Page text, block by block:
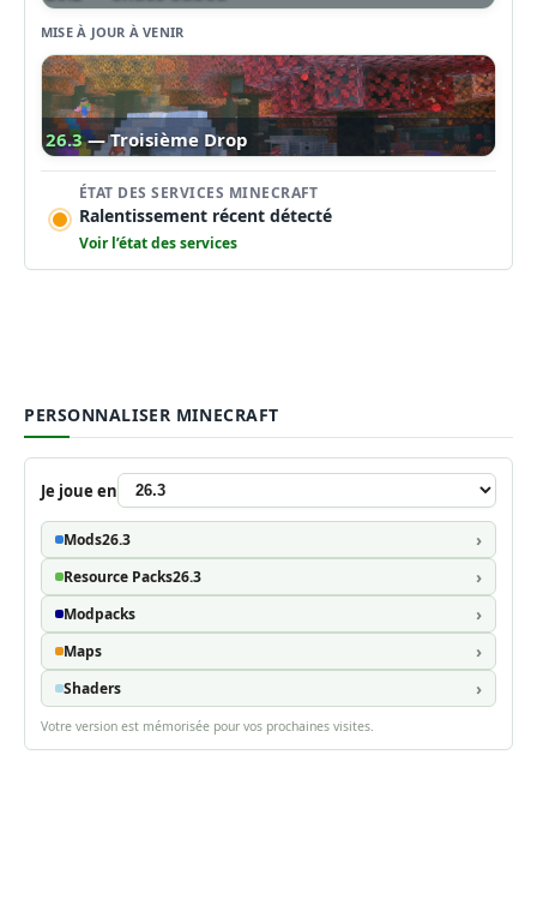
MISE À JOUR À VENIR
26.3 — Troisième Drop
ÉTAT DES SERVICES MINECRAFT
Ralentissement récent détecté
Voir l’état des services
PERSONNALISER MINECRAFT
Je joue en
Mods26.3
Resource Packs26.3
Modpacks
Maps
Shaders
Votre version est mémorisée pour vos prochaines visites.